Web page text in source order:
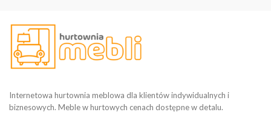
Internetowa hurtownia meblowa dla klientów indywidualnych i
biznesowych. Meble w hurtowych cenach dostępne w detalu.